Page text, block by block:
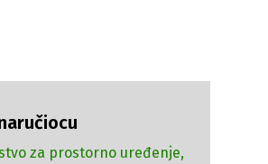
za prostorno uređenje,